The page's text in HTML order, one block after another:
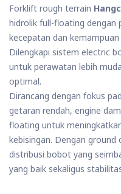
Forklift rough terrain
hidrolik full-floating dengan
kecepatan dan
Dilengkapi sistem electric
untuk perawatan lebih
optimal.
Dirancang dengan fokus
getaran rendah, engine
floating untuk
kebisingan. Dengan
distribusi bobot yang
yang baik sekaligus